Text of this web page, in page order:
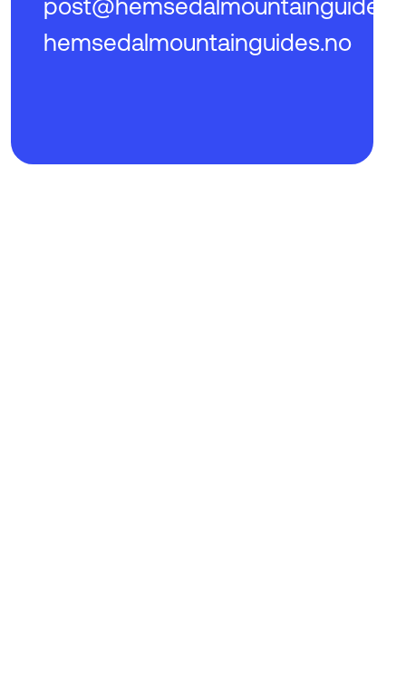
hemsedalmountainguides.no